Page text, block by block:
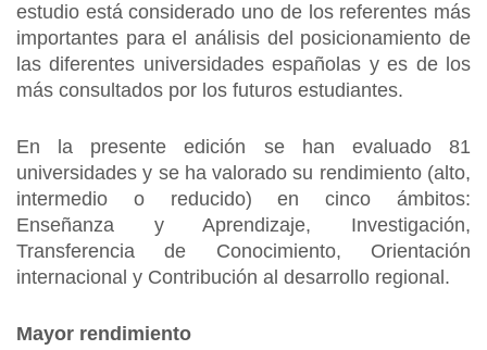
estudio está considerado uno de los referentes más
importantes para el análisis del posicionamiento de
las diferentes universidades españolas y es de los
más consultados por los futuros estudiantes.
En la presente edición se han evaluado 81
universidades y se ha valorado su rendimiento (alto,
intermedio o reducido) en cinco ámbitos:
Enseñanza y Aprendizaje, Investigación,
Transferencia de Conocimiento, Orientación
internacional y Contribución al desarrollo regional.
Mayor rendimiento